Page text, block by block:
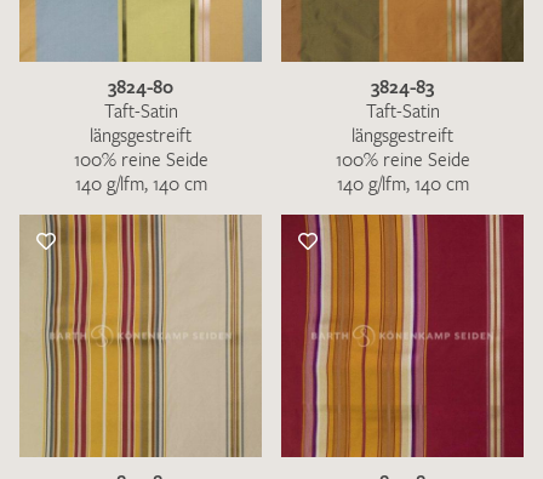
3824-80
Taft-Satin
längsgestreift
100% reine Seide
140 g/lfm, 140 cm
3824-83
Taft-Satin
längsgestreift
100% reine Seide
140 g/lfm, 140 cm